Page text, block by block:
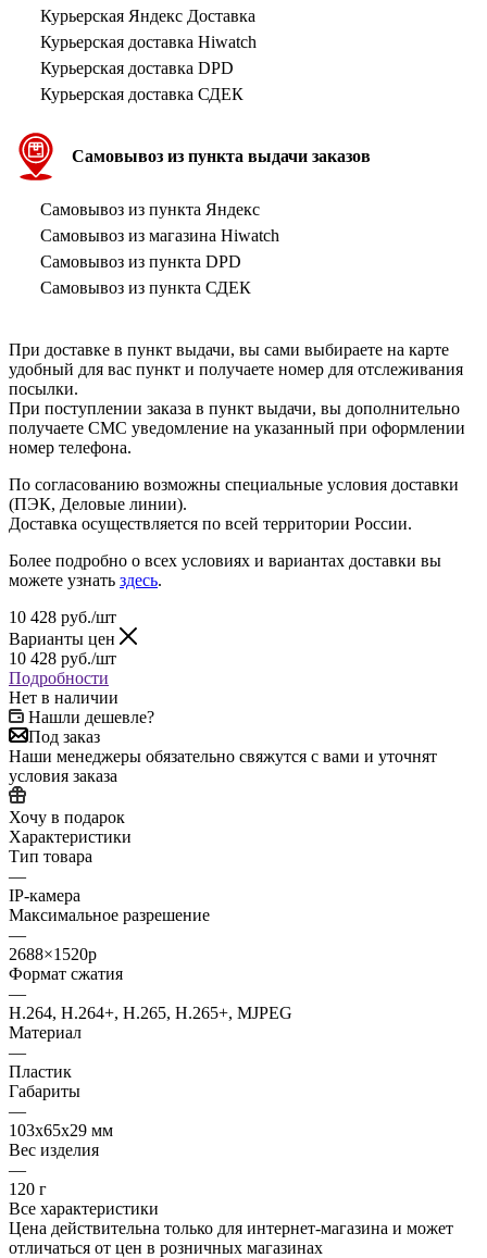
Курьерская Яндекс Доставка
Курьерская доставка Hiwatch
Курьерская доставка DPD
Курьерская доставка СДЕК
Самовывоз из пункта выдачи заказов
Самовывоз из пункта Яндекс
Самовывоз из магазина Hiwatch
Самовывоз из пункта DPD
Самовывоз из пункта СДЕК
При доставке в пункт выдачи, вы сами выбираете на карте
удобный для вас пункт и получаете номер для отслеживания
посылки.
При поступлении заказа в пункт выдачи, вы дополнительно
получаете СМС уведомление на указанный при оформлении
номер телефона.
По согласованию возможны специальные условия доставки
(ПЭК, Деловые линии).
Доставка осуществляется по всей территории России.
Более подробно о всех условиях и вариантах доставки вы
можете узнать здесь.
10 428 руб./шт
Варианты цен
10 428 руб./шт
Подробности
Нет в наличии
Нашли дешевле?
Под заказ
Наши менеджеры обязательно свяжутся с вами и уточнят
условия заказа
Хочу в подарок
Характеристики
Тип товара
—
IP-камера
Максимальное разрешение
—
2688×1520p
Формат сжатия
—
H.264, H.264+, H.265, H.265+, MJPEG
Материал
—
Пластик
Габариты
—
103x65x29 мм
Вес изделия
—
120 г
Все характеристики
Цена действительна только для интернет-магазина и может
отличаться от цен в розничных магазинах